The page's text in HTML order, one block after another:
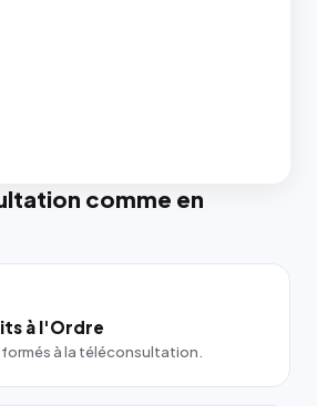
comme en
à l'Ordre
à la téléconsultation.